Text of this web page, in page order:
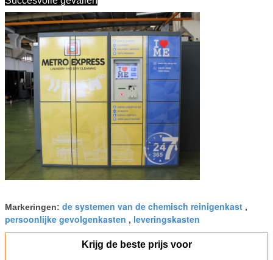
Markeringen: de systemen van de chemisch reinigenkast ,
persoonlijke gevolgenkasten , leveringskasten
Krijg de beste prijs voor